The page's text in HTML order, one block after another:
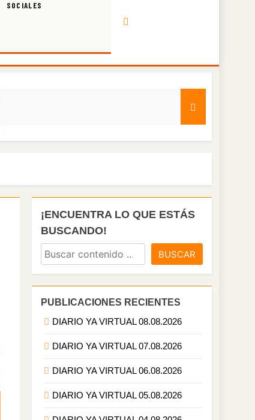
SOCIALES
¡ENCUENTRA LO QUE ESTÁS
BUSCANDO!
BUSCAR
PUBLICACIONES RECIENTES
DIARIO YA VIRTUAL 08.08.2026
DIARIO YA VIRTUAL 07.08.2026
DIARIO YA VIRTUAL 06.08.2026
DIARIO YA VIRTUAL 05.08.2026